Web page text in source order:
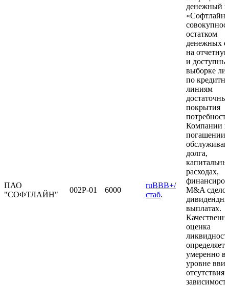
ПАО
"СОФТЛАЙН"
002Р-01 6000
ruBBB+/
стаб.
денежный
остатком
денежных
на
и
выборке
по
линиям
достаточны
покрытия
Компании в
погашении
долга,
расходах,
M&A
выплатах.
оценка
умеренно
уровне
отсутствия